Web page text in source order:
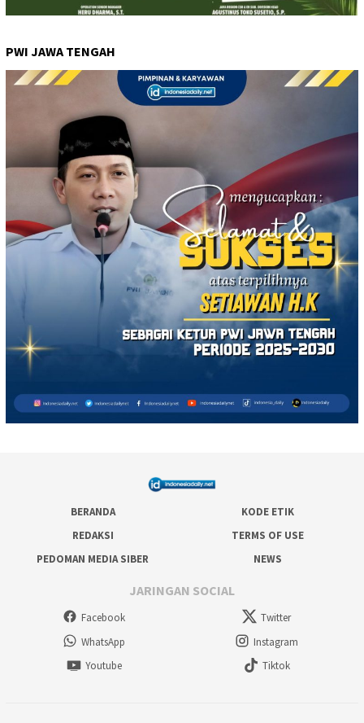
PWI JAWA TENGAH
BERANDA
KODE ETIK
REDAKSI
TERMS OF USE
PEDOMAN MEDIA SIBER
NEWS
JARINGAN SOCIAL
Facebook
Twitter
WhatsApp
Instagram
Youtube
Tiktok